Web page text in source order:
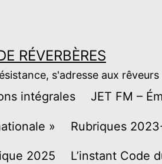
RÉVERBÈRES
s'adresse aux
intégrales JET FM –
» Rubriques
2025 L’instant Code